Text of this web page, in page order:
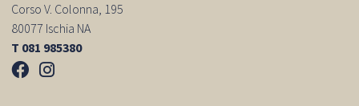
Corso V. Colonna, 195
80077 Ischia NA
T 081 985380